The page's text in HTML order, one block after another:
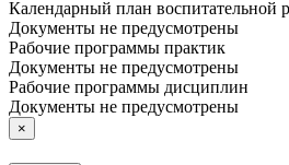
Календарный план воспитательной
Документы не предусмотрены
Рабочие программы практик
Документы не предусмотрены
Рабочие программы дисциплин
Документы не предусмотрены
×